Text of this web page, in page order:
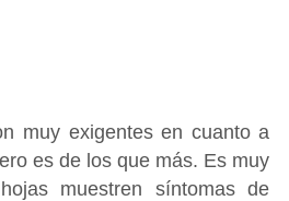
muy exigentes en cuanto a
es de los que más. Es muy
muestren síntomas de